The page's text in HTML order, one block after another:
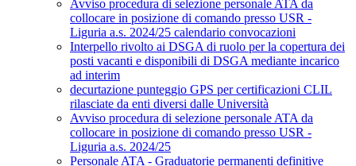
Avviso procedura di selezione personale ATA da
collocare in posizione di comando presso USR -
Liguria a.s. 2024/25 calendario convocazioni
Interpello rivolto ai DSGA di ruolo per la copertura dei
posti vacanti e disponibili di DSGA mediante incarico
ad interim
decurtazione punteggio GPS per certificazioni CLIL
rilasciate da enti diversi dalle Università
Avviso procedura di selezione personale ATA da
collocare in posizione di comando presso USR -
Liguria a.s. 2024/25
Personale ATA - Graduatorie permanenti definitive